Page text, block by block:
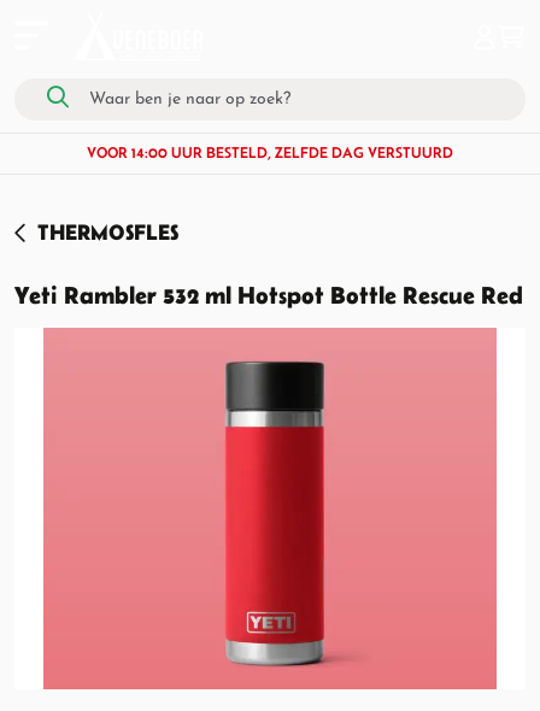
VOOR 14:00 UUR BESTELD, ZELFDE DAG VERSTUURD
THERMOSFLES
Yeti Rambler 532 ml Hotspot Bottle Rescue Red